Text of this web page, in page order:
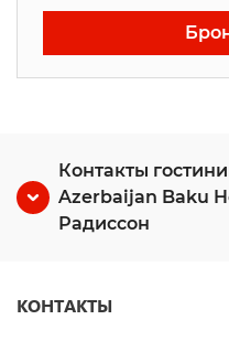
Контакты
Azerbaijan Baku
Радиссон
КОНТАКТЫ